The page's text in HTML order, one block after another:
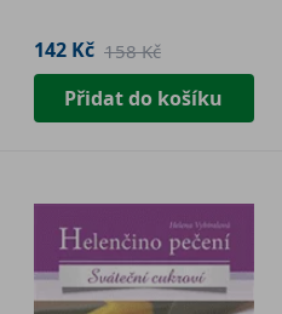
142 Kč 158 Kč
Přidat do košíku